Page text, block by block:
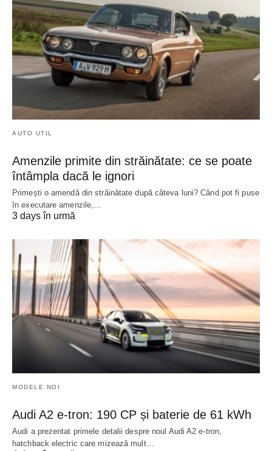
AUTO UTIL
Amenzile primite din străinătate: ce se poate
întâmpla dacă le ignori
Primești o amendă din străinătate după câteva luni? Când pot fi puse
în executare amenzile,…
3 days în urmă
MODELE NOI
Audi A2 e-tron: 190 CP și baterie de 61 kWh
Audi a prezentat primele detalii despre noul Audi A2 e-tron,
hatchback electric care mizează mult…